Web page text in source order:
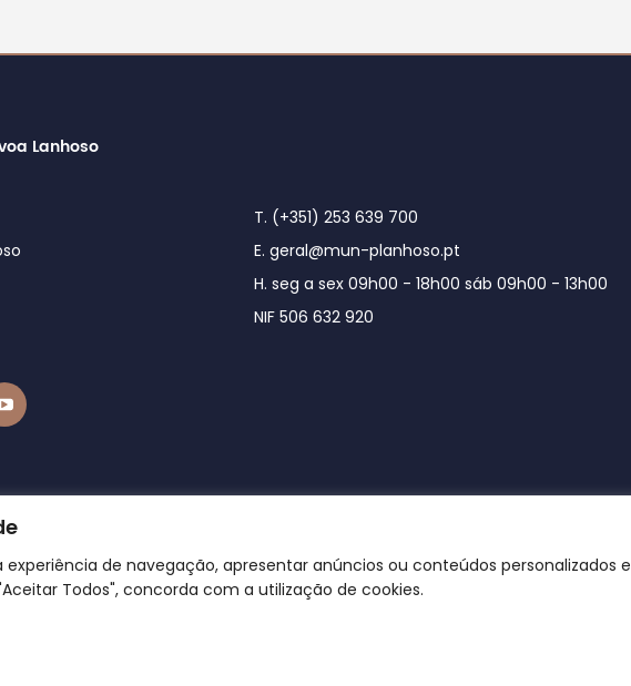
de navegação, apresentar anúncios ou conteúdos personalizados e
Todos", concorda com a utilização de cookies.
Lanhoso
T. (+351) 253 639 700
E. geral@mun-planhoso.pt
H. seg a sex 09h00 - 18h00 sáb 09h00 - 13h00
NIF 506 632 920